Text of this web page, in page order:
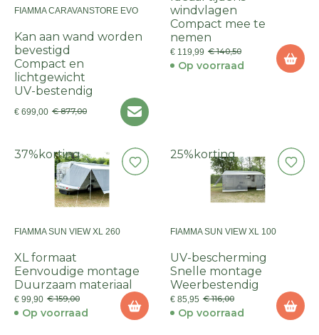
FIAMMA CARAVANSTORE EVO
Kan aan wand worden
bevestigd
Compact en
lichtgewicht
UV-bestendig
€ 699,00 € 877,00
windvlagen
Compact mee te
nemen
€ 119,99 € 140,50
Op voorraad
37% korting
FIAMMA SUN VIEW XL 260
XL formaat
Eenvoudige montage
Duurzaam materiaal
€ 99,90 € 159,00
Op voorraad
25% korting
FIAMMA SUN VIEW XL 100
UV-bescherming
Snelle montage
Weerbestendig
€ 85,95 € 116,00
Op voorraad